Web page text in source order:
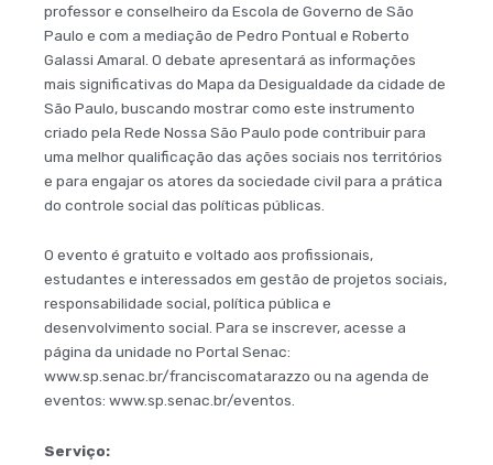
professor e conselheiro da Escola de Governo de São
Paulo e com a mediação de Pedro Pontual e Roberto
Galassi Amaral. O debate apresentará as informações
mais significativas do Mapa da Desigualdade da cidade de
São Paulo, buscando mostrar como este instrumento
criado pela Rede Nossa São Paulo pode contribuir para
uma melhor qualificação das ações sociais nos territórios
e para engajar os atores da sociedade civil para a prática
do controle social das políticas públicas.
O evento é gratuito e voltado aos profissionais,
estudantes e interessados em gestão de projetos sociais,
responsabilidade social, política pública e
desenvolvimento social. Para se inscrever, acesse a
página da unidade no Portal Senac:
www.sp.senac.br/franciscomatarazzo ou na agenda de
eventos: www.sp.senac.br/eventos.
Serviço: